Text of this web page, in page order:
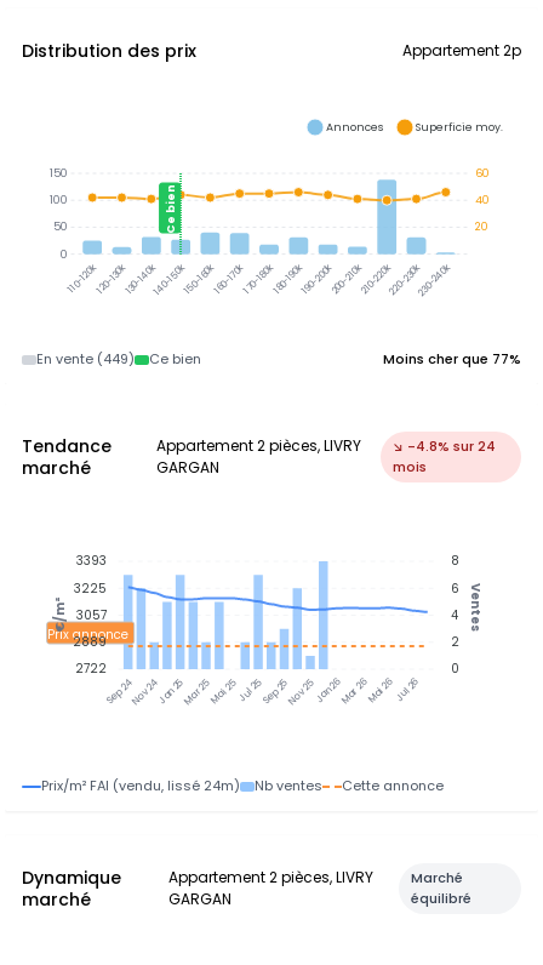
Distribution des prix Appartement 2p
110-120k120-130k130-140k140-150k150-160k160-170k170-180k180-190k190-200k200-210k210-220k220-230k230-240k
Ce bien
60
40
20
150
100
50
0
Annonces Superficie moy.
En vente (449) Ce bien Moins cher que 77%
Tendance
marché
Appartement 2 pièces, LIVRY
GARGAN
↘ -4.8% sur 24
mois
Sep 24Nov 24Jan 25Mar 25Mai 25Jul 25Sep 25Nov 25Jan 26Mar 26Mai 26Jul 26
Prix annonce
8
6
4
2
0
Ventes
3393
3225
3057
2889
2722
€/m²
Prix/m² FAI (vendu, lissé 24m) Nb ventes Cette annonce
Dynamique
marché
Appartement 2 pièces, LIVRY
GARGAN
Marché
équilibré